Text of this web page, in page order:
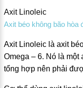
Axit Linoleic
Axit béo không bão hòa
Axit Linoleic là axit
Omega – 6. Nó là một
tổng hợp nên phải